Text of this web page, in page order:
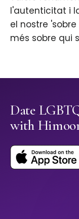
l'autenticitat i
el nostre
més sobre qui
Date
with